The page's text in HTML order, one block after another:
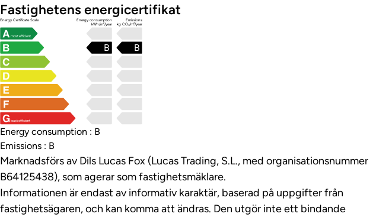
Fastighetens energicertifikat
Energy Certificate Scale
Energy consumption
kWh/m²/year
Emissions
kg CO₂/m²/year
most efficient
least efficient
B
B
Energy consumption : B
Emissions : B
Marknadsförs av Dils Lucas Fox (Lucas Trading, S.L., med organisationsnummer
B64125438), som agerar som fastighetsmäklare.
Informationen är endast av informativ karaktär, baserad på uppgifter från
fastighetsägaren, och kan komma att ändras. Den utgör inte ett bindande